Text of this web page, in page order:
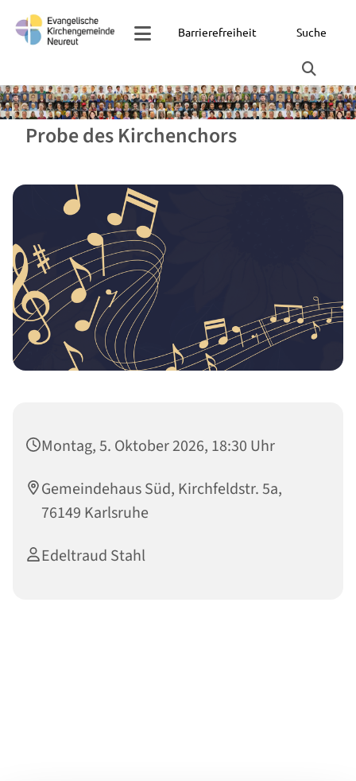
Barrierefreiheit Suche
Probe des Kirchenchors
Montag, 5. Oktober 2026, 18:30 Uhr
Gemeindehaus Süd, Kirchfeldstr. 5a,
76149 Karlsruhe
Edeltraud Stahl